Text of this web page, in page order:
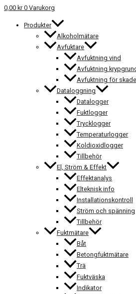
0,00 kr 0 Varukorg
Produkter
Alkoholmätare
Avfuktare
Avfuktning vind
Avfuktning
Avfuktning för
Dataloggning
Datalogger
Fuktlogger
Trycklogger
Temperaturlogger
Koldioxidlogger
Tillbehör
El, Ström & Effekt
Effektanalys
Elteknisk info
Installationskontroll
Ström och spänning
Tillbehör
Fuktmätare
Båt
Betongfuktmätare
Trä
Fuktväska
Indikator